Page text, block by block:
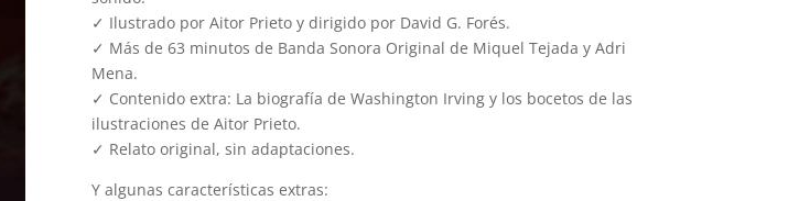
✓ Ilustrado por Aitor Prieto y dirigido por David G. Forés.
✓ Más de 63 minutos de Banda Sonora Original de Miquel Tejada y Adri
Mena.
✓ Contenido extra: La biografía de Washington Irving y los bocetos de las
ilustraciones de Aitor Prieto.
✓ Relato original, sin adaptaciones.
Y algunas características extras: